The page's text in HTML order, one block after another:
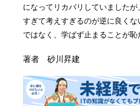
になってリカバリしていましたが
すぎて考えすぎるのが逆に良く
ではなく、学ばず止まることが恥
著者 砂川昇建